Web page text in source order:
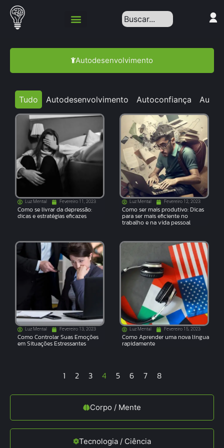
Autodesenvolvimento
Corpo / Mente
Tecnologia / Ciência
Autodesenvolvimento Autoconfiança
Tudo
Luz Mental Fevereiro 11, 2023
Como se livrar da depressão:
dicas e estratégias eficazes
Luz Mental Fevereiro 12, 2023
Como ser mais produtivo: Dicas
para ser mais eficiente no
trabalho e na vida pessoal
Luz Mental Fevereiro 13, 2023
Como Controlar Suas Emoções
em Situações Estressantes
Luz Mental Fevereiro 15, 2023
Como Aprender uma nova língua
rapidamente
1 2 3 4 5 6 7 8